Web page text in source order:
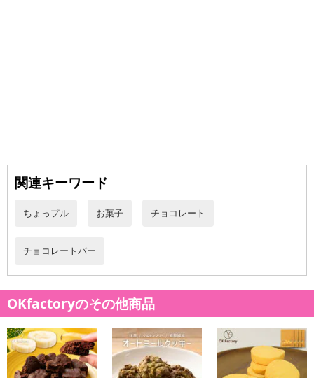
関連キーワード
ちょっプル お菓子 チョコレート
チョコレートバー
OKfactoryのその他商品